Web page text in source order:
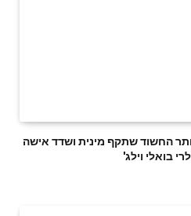
החשוד שתקף מינית ושדד אישה
בואלי וילג'